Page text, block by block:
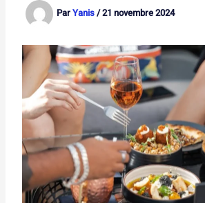
ParYanis/21 novembre 2024